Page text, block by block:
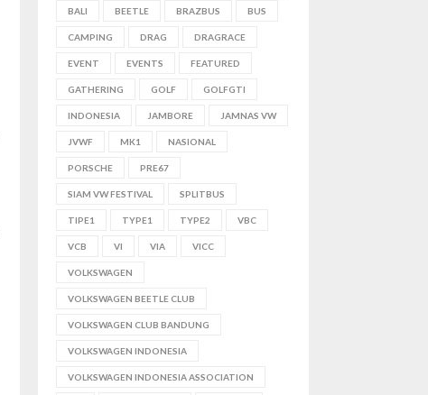
BALI BEETLE BRAZBUS BUS
CAMPING DRAG DRAGRACE
EVENT EVENTS FEATURED
GATHERING GOLF GOLFGTI
INDONESIA JAMBORE JAMNAS VW
JVWF MK1 NASIONAL
PORSCHE PRE67
SIAM VW FESTIVAL SPLITBUS
TIPE1 TYPE1 TYPE2 VBC
VCB VI VIA VICC
VOLKSWAGEN
VOLKSWAGEN BEETLE CLUB
VOLKSWAGEN CLUB BANDUNG
VOLKSWAGEN INDONESIA
VOLKSWAGEN INDONESIA ASSOCIATION